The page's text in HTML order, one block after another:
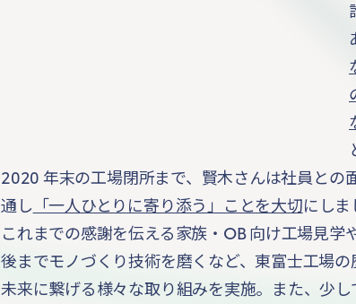
2020 年末の工場閉所まで、賢木さんは社員との
通し 「一人ひとりに寄り添う」ことを大切にしま
これまでの感謝を伝える家族・OB 向け工場見学
後までモノづくり技術を磨くなど、東富士工場の
未来に繋げる様々な取り組みを実施。また、少し